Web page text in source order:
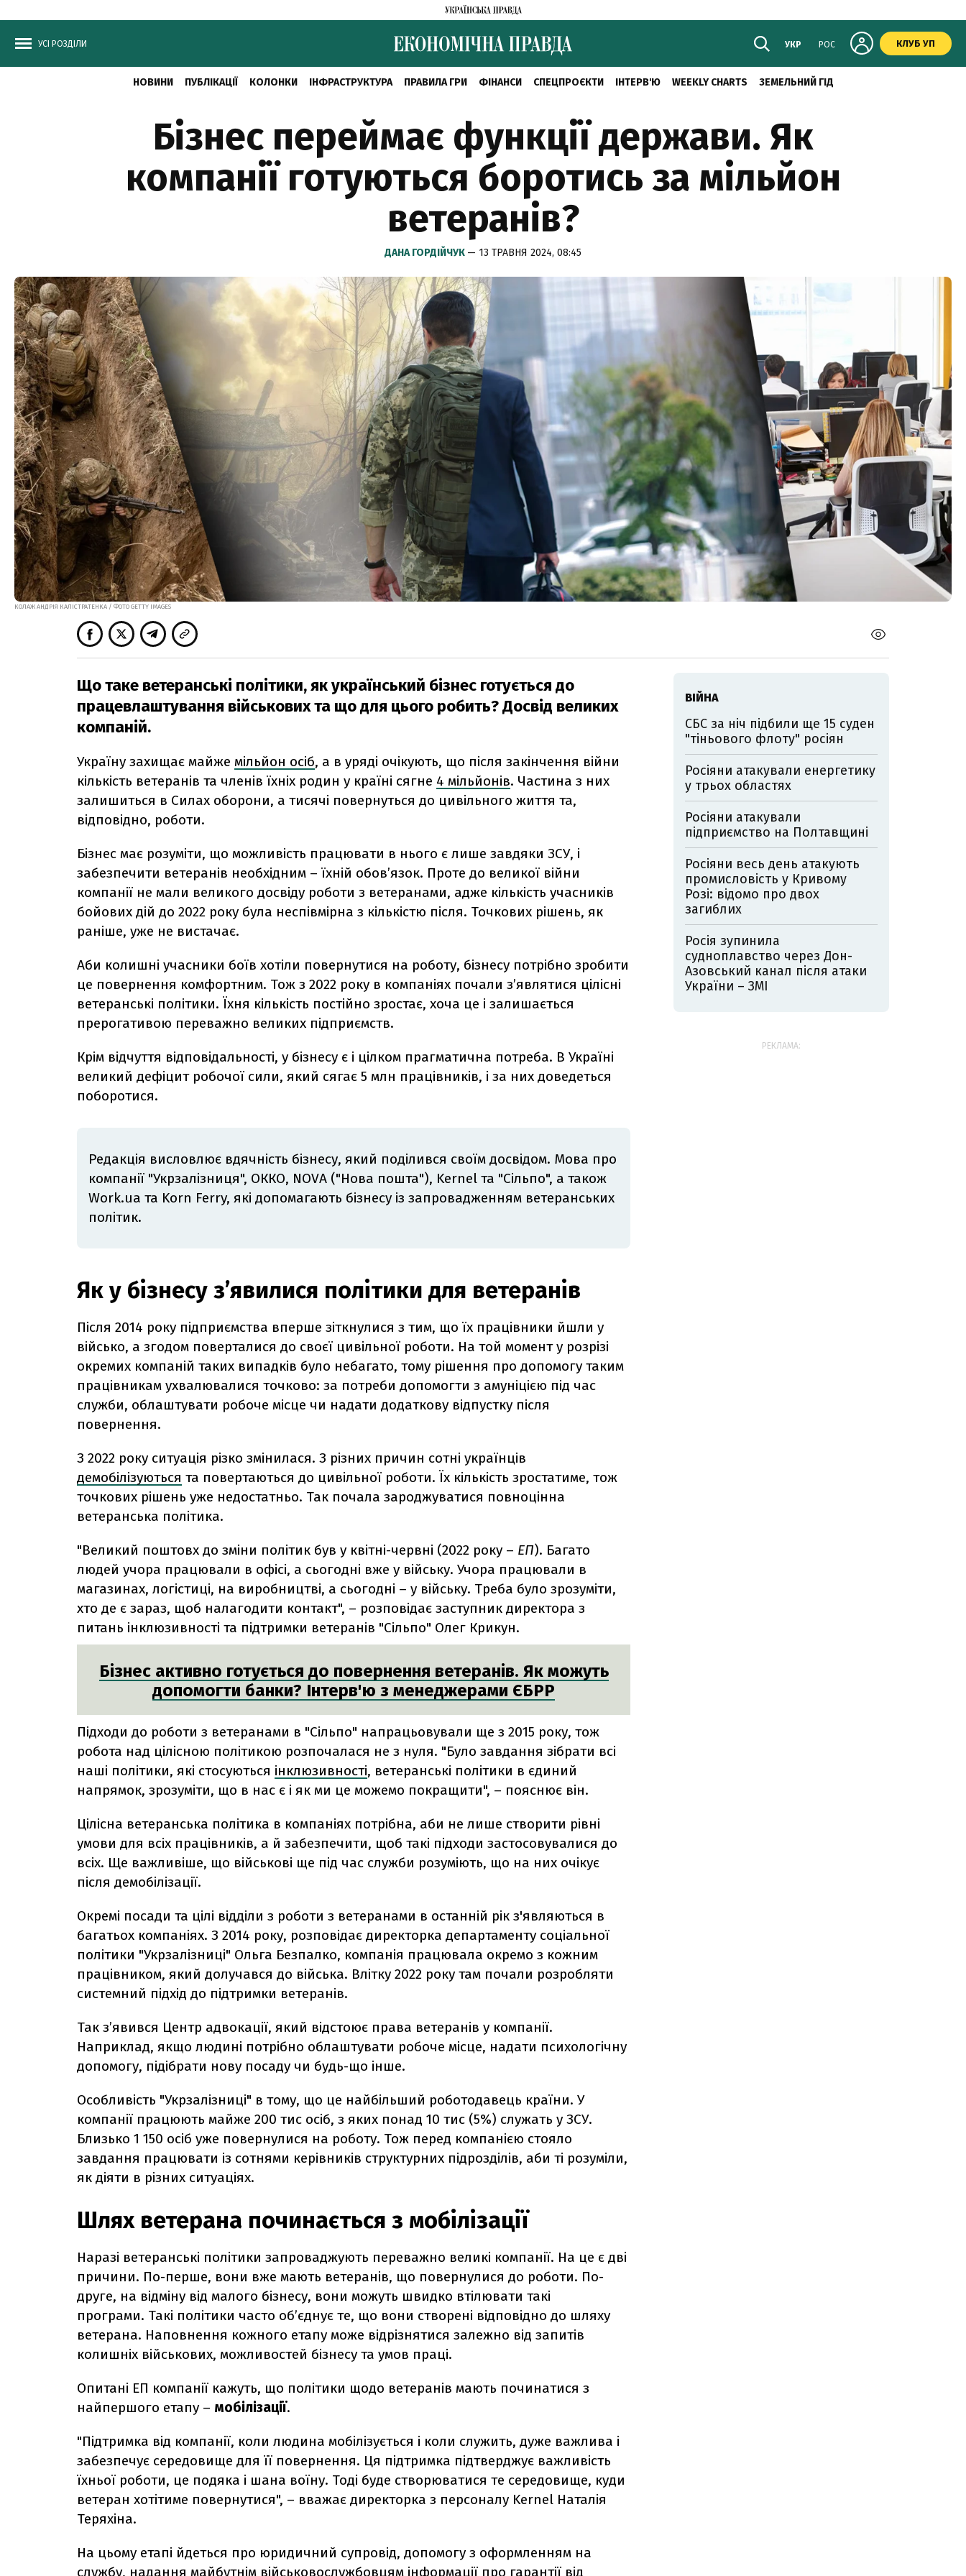
УСІ РОЗДІЛИ УКР РОС КЛУБ УП
НОВИНИ ПУБЛІКАЦІЇ КОЛОНКИ ІНФРАСТРУКТУРА ПРАВИЛА ГРИ ФІНАНСИ СПЕЦПРОЄКТИ ІНТЕРВ'Ю WEEKLY CHARTS ЗЕМЕЛЬНИЙ ГІД
Бізнес переймає функції держави. Як
компанії готуються боротись за мільйон
ветеранів?
ДАНА ГОРДІЙЧУК — 13 ТРАВНЯ 2024, 08:45
КОЛАЖ АНДРІЯ КАЛІСТРАТЕНКА / ФОТО GETTY IMAGES
Що таке ветеранські політики, як український бізнес готується до
працевлаштування військових та що для цього робить? Досвід великих
компаній.
Україну захищає майже мільйон осіб, а в уряді очікують, що після закінчення війни
кількість ветеранів та членів їхніх родин у країні сягне 4 мільйонів. Частина з них
залишиться в Силах оборони, а тисячі повернуться до цивільного життя та,
відповідно, роботи.
Бізнес має розуміти, що можливість працювати в нього є лише завдяки ЗСУ, і
забезпечити ветеранів необхідним – їхній обов’язок. Проте до великої війни
компанії не мали великого досвіду роботи з ветеранами, адже кількість учасників
бойових дій до 2022 року була неспівмірна з кількістю після. Точкових рішень, як
раніше, уже не вистачає.
Аби колишні учасники боїв хотіли повернутися на роботу, бізнесу потрібно зробити
це повернення комфортним. Тож з 2022 року в компаніях почали з’являтися цілісні
ветеранські політики. Їхня кількість постійно зростає, хоча це і залишається
прерогативою переважно великих підприємств.
Крім відчуття відповідальності, у бізнесу є і цілком прагматична потреба. В Україні
великий дефіцит робочої сили, який сягає 5 млн працівників, і за них доведеться
поборотися.
Редакція висловлює вдячність бізнесу, який поділився своїм досвідом. Мова про
компанії "Укрзалізниця", ОККО, NOVA ("Нова пошта"), Kernel та "Сільпо", а також
Work.ua та Korn Ferry, які допомагають бізнесу із запровадженням ветеранських
політик.
Як у бізнесу з’явилися політики для ветеранів
Після 2014 року підприємства вперше зіткнулися з тим, що їх працівники йшли у
військо, а згодом поверталися до своєї цивільної роботи. На той момент у розрізі
окремих компаній таких випадків було небагато, тому рішення про допомогу таким
працівникам ухвалювалися точково: за потреби допомогти з амуніцією під час
служби, облаштувати робоче місце чи надати додаткову відпустку після
повернення.
З 2022 року ситуація різко змінилася. З різних причин сотні українців
демобілізуються та повертаються до цивільної роботи. Їх кількість зростатиме, тож
точкових рішень уже недостатньо. Так почала зароджуватися повноцінна
ветеранська політика.
"Великий поштовх до зміни політик був у квітні-червні (2022 року – ЕП). Багато
людей учора працювали в офісі, а сьогодні вже у війську. Учора працювали в
магазинах, логістиці, на виробництві, а сьогодні – у війську. Треба було зрозуміти,
хто де є зараз, щоб налагодити контакт", – розповідає заступник директора з
питань інклюзивності та підтримки ветеранів "Сільпо" Олег Крикун.
Бізнес активно готується до повернення ветеранів. Як можуть
допомогти банки? Інтерв'ю з менеджерами ЄБРР
Підходи до роботи з ветеранами в "Сільпо" напрацьовували ще з 2015 року, тож
робота над цілісною політикою розпочалася не з нуля. "Було завдання зібрати всі
наші політики, які стосуються інклюзивності, ветеранські політики в єдиний
напрямок, зрозуміти, що в нас є і як ми це можемо покращити", – пояснює він.
Цілісна ветеранська політика в компаніях потрібна, аби не лише створити рівні
умови для всіх працівників, а й забезпечити, щоб такі підходи застосовувалися до
всіх. Ще важливіше, що військові ще під час служби розуміють, що на них очікує
після демобілізації.
Окремі посади та цілі відділи з роботи з ветеранами в останній рік з'являються в
багатьох компаніях. З 2014 року, розповідає директорка департаменту соціальної
політики "Укрзалізниці" Ольга Безпалко, компанія працювала окремо з кожним
працівником, який долучався до війська. Влітку 2022 року там почали розробляти
системний підхід до підтримки ветеранів.
Так з’явився Центр адвокації, який відстоює права ветеранів у компанії.
Наприклад, якщо людині потрібно облаштувати робоче місце, надати психологічну
допомогу, підібрати нову посаду чи будь-що інше.
Особливість "Укрзалізниці" в тому, що це найбільший роботодавець країни. У
компанії працюють майже 200 тис осіб, з яких понад 10 тис (5%) служать у ЗСУ.
Близько 1 150 осіб уже повернулися на роботу. Тож перед компанією стояло
завдання працювати із сотнями керівників структурних підрозділів, аби ті розуміли,
як діяти в різних ситуаціях.
Шлях ветерана починається з мобілізації
Наразі ветеранські політики запроваджують переважно великі компанії. На це є дві
причини. По-перше, вони вже мають ветеранів, що повернулися до роботи. По-
друге, на відміну від малого бізнесу, вони можуть швидко втілювати такі
програми. Такі політики часто об’єднує те, що вони створені відповідно до шляху
ветерана. Наповнення кожного етапу може відрізнятися залежно від запитів
колишніх військових, можливостей бізнесу та умов праці.
Опитані ЕП компанії кажуть, що політики щодо ветеранів мають починатися з
найпершого етапу – мобілізації.
"Підтримка від компанії, коли людина мобілізується і коли служить, дуже важлива і
забезпечує середовище для її повернення. Ця підтримка підтверджує важливість
їхньої роботи, це подяка і шана воїну. Тоді буде створюватися те середовище, куди
ветеран хотітиме повернутися", – вважає директорка з персоналу Kernel Наталія
Теряхіна.
На цьому етапі йдеться про юридичний супровід, допомогу з оформленням на
службу, надання майбутнім військовослужбовцям інформації про гарантії від
ВІЙНА
СБС за ніч підбили ще 15 суден
"тіньового флоту" росіян
Росіяни атакували енергетику
у трьох областях
Росіяни атакували
підприємство на Полтавщині
Росіяни весь день атакують
промисловість у Кривому
Розі: відомо про двох
загиблих
Росія зупинила
судноплавство через Дон-
Азовський канал після атаки
України – ЗМІ
РЕКЛАМА: